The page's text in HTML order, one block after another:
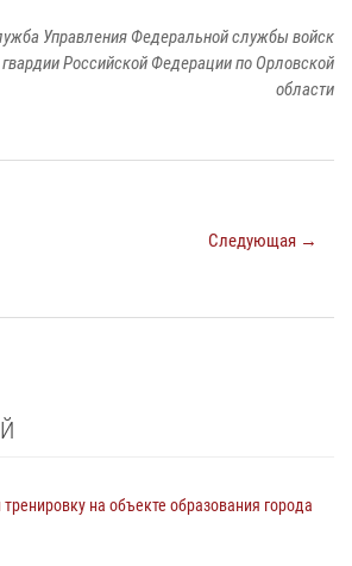
Управления Федеральной службы войск
Российской Федерации по Орловской
области
Следующая →
на объекте образования города